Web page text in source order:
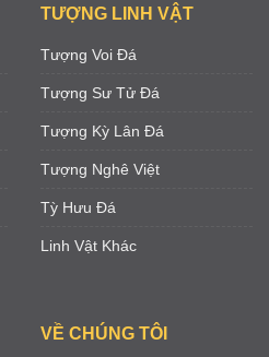
TƯỢNG LINH VẬT
Tượng Voi Đá
Tượng Sư Tử Đá
Tượng Kỳ Lân Đá
Tượng Nghê Việt
Tỳ Hưu Đá
Linh Vật Khác
VỀ CHÚNG TÔI